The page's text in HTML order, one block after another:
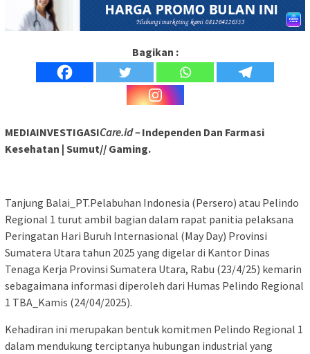
Bagikan :
MEDIAINVESTIGASICare.id –Independen Dan Farmasi
Kesehatan | Sumut// Gaming.
Tanjung Balai_PT.Pelabuhan Indonesia (Persero) atau Pelindo
Regional 1 turut ambil bagian dalam rapat panitia pelaksana
Peringatan Hari Buruh Internasional (May Day) Provinsi
Sumatera Utara tahun 2025 yang digelar di Kantor Dinas
Tenaga Kerja Provinsi Sumatera Utara, Rabu (23/4/25) kemarin
sebagaimana informasi diperoleh dari Humas Pelindo Regional
1 TBA_Kamis (24/04/2025).
Kehadiran ini merupakan bentuk komitmen Pelindo Regional 1
dalam mendukung terciptanya hubungan industrial yang